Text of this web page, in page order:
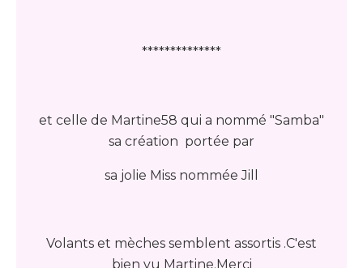
**************
et celle de Martine58 qui a nommé "Samba"
sa création portée par
sa jolie Miss nommée Jill
Volants et mèches semblent assortis .C'est
bien vu Martine.Merci